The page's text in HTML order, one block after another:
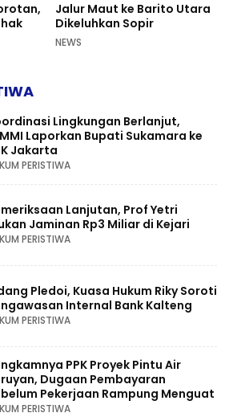
Jalur Maut ke Barito Utara
Dikeluhkan Sopir
NEWS
Lingkungan Berlanjut,
Laporkan Bupati Sukamara ke
Jakarta
PERISTIWA
Lanjutan, Prof Yetri
Jaminan Rp3 Miliar di Kejari
PERISTIWA
Pledoi, Kuasa Hukum Riky Soroti
Internal Bank Kalteng
PERISTIWA
PPK Proyek Pintu Air
Dugaan Pembayaran
Pekerjaan Rampung Menguat
PERISTIWA